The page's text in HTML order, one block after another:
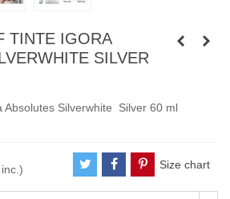
TINTE IGORA
SILVER
Absolutes Silverwhite Silver 60 ml
Size chart